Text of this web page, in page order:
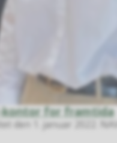
kontor for framtida
den 1. januar 2022.